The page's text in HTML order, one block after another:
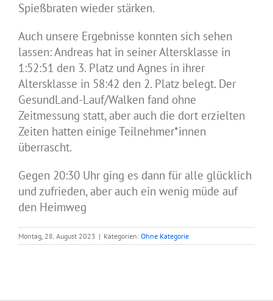
Spießbraten wieder stärken.
Auch unsere Ergebnisse konnten sich sehen
lassen:Andreas hat in seiner Altersklasse in
1:52:51 den 3. Platz und Agnes in ihrer
Altersklasse in 58:42 den 2. Platz belegt. Der
GesundLand-Lauf/Walken fand ohne
Zeitmessung statt, aber auch die dort erzielten
Zeiten hatten einige Teilnehmer*innen
überrascht.
Gegen 20:30 Uhr ging es dann für alle glücklich
und zufrieden, aber auch ein wenig müde auf
den Heimweg
Montag, 28. August 2023 | Kategorien: Ohne Kategorie